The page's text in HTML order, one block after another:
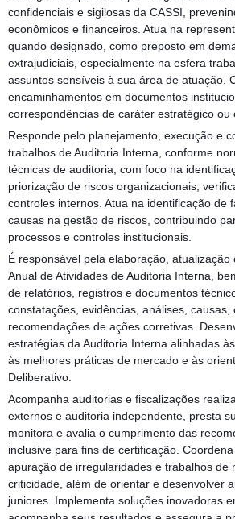
confidenciais e sigilosas da CASSI,
econômicos e financeiros. Atua na
quando designado, como preposto em
extrajudiciais, especialmente na esfera
assuntos sensíveis à sua área de atuação.
encaminhamentos em documentos
correspondências de caráter estratégico ou
Responde pelo planejamento, execução e
trabalhos de Auditoria Interna, conforme
técnicas de auditoria, com foco na
priorização de riscos organizacionais,
controles internos. Atua na identificação de
causas na gestão de riscos, contribuindo
processos e controles institucionais.
É responsável pela elaboração, atualização
Anual de Atividades de Auditoria Interna,
de relatórios, registros e documentos
constatações, evidências, análises, causas,
recomendações de ações corretivas.
estratégias da Auditoria Interna alinhadas
às melhores práticas de mercado e às
Deliberativo.
Acompanha auditorias e fiscalizações
externos e auditoria independente, presta
monitora e avalia o cumprimento das
inclusive para fins de certificação.
apuração de irregularidades e trabalhos de
criticidade, além de orientar e desenvolver
juniores. Implementa soluções inovadoras